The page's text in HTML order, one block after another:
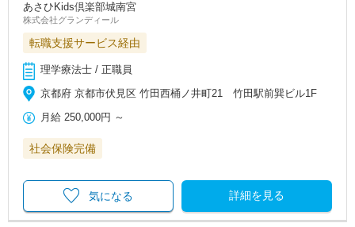
あさひKids倶楽部城南宮
株式会社グランディール
転職支援サービス経由
理学療法士 / 正職員
京都府 京都市伏見区 竹田西桶ノ井町21 竹田駅前巽ビル1F
月給 250,000円 ～
社会保険完備
詳細を見る
気になる